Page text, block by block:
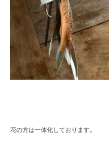
花の方は一体化しております。